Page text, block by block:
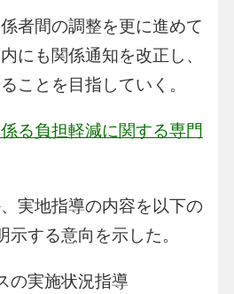
者間の調整を更に進めて
にも関係通知を改正し、
ことを目指していく。
る負担軽減に関する専門
実地指導の内容を以下の
する意向を示した。
の実施状況指導